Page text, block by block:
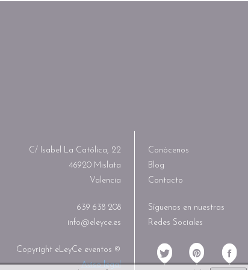
C/ Isabel La Católica, 22
46920 Mislata
Valencia
639 638 208
info@eleyce.es
Copyright eLeyCe eventos ©
Aviso legal
Conócenos
Blog
Contacto
Síguenos en nuestras
Redes Sociales